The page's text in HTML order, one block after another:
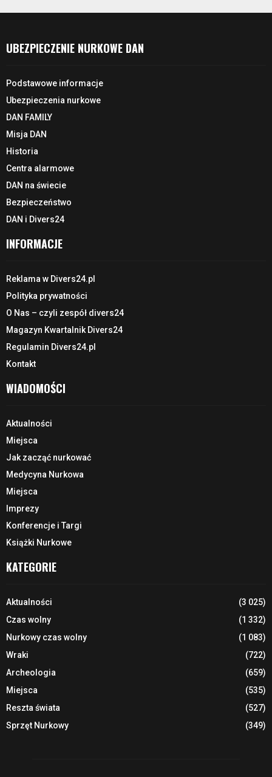
UBEZPIECZENIE NURKOWE DAN
Podstawowe informacje
Ubezpieczenia nurkowe
DAN FAMILY
Misja DAN
Historia
Centra alarmowe
DAN na świecie
Bezpieczeństwo
DAN i Divers24
INFORMACJE
Reklama w Divers24.pl
Polityka prywatności
O Nas – czyli zespół divers24
Magazyn Kwartalnik Divers24
Regulamin Divers24.pl
Kontakt
WIADOMOŚCI
Aktualności
Miejsca
Jak zacząć nurkować
Medycyna Nurkowa
Miejsca
Imprezy
Konferencje i Targi
Książki Nurkowe
KATEGORIE
Aktualności
(3 025)
Czas wolny
(1 332)
Nurkowy czas wolny
(1 083)
Wraki
(722)
Archeologia
(659)
Miejsca
(535)
Reszta świata
(527)
Sprzęt Nurkowy
(349)